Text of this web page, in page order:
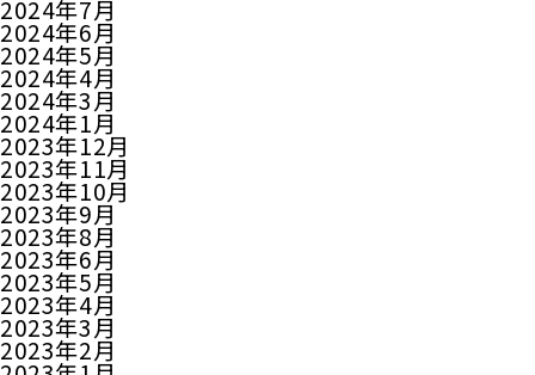
2024年7月
2024年6月
2024年5月
2024年4月
2024年3月
2024年1月
2023年12月
2023年11月
2023年10月
2023年9月
2023年8月
2023年6月
2023年5月
2023年4月
2023年3月
2023年2月